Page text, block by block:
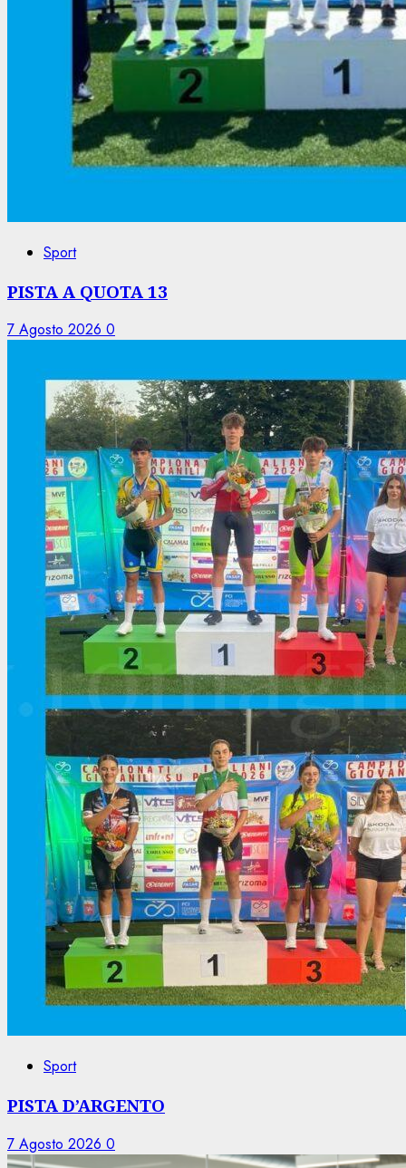
Sport
PISTA A QUOTA 13
7 Agosto 2026 0
Sport
PISTA D’ARGENTO
7 Agosto 2026 0